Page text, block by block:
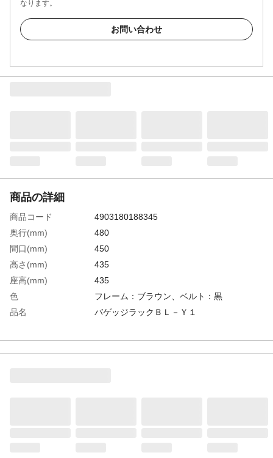
なります。
お問い合わせ
商品の詳細
商品コード
4903180188345
奥行(mm)
480
間口(mm)
450
高さ(mm)
435
座高(mm)
435
色
フレーム：ブラウン、ベルト：黒
品名
バゲッジラックＢＬ－Ｙ１
生産国
ベトナム